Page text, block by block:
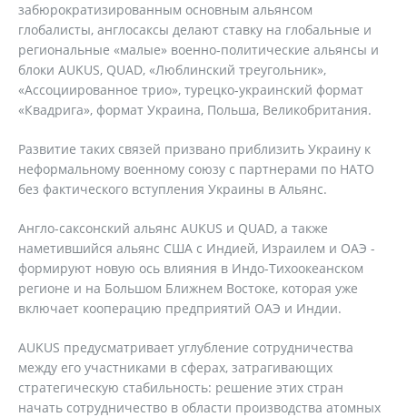
забюрократизированным основным альянсом
глобалисты, англосаксы делают ставку на глобальные и
региональные «малые» военно-политические альянсы и
блоки AUKUS, QUAD, «Люблинский треугольник»,
«Ассоциированное трио», турецко-украинский формат
«Квадрига», формат Украина, Польша, Великобритания.
Развитие таких связей призвано приблизить Украину к
неформальному военному союзу с партнерами по НАТО
без фактического вступления Украины в Альянс.
Англо-саксонский альянс AUKUS и QUAD, а также
наметившийся альянс США с Индией, Израилем и ОАЭ -
формируют новую ось влияния в Индо-Тихоокеанском
регионе и на Большом Ближнем Востоке, которая уже
включает кооперацию предприятий ОАЭ и Индии.
AUKUS предусматривает углубление сотрудничества
между его участниками в сферах, затрагивающих
стратегическую стабильность: решение этих стран
начать сотрудничество в области производства атомных